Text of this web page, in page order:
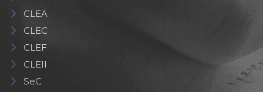
CLEA
CLEC
CLEF
CLEII
SeC